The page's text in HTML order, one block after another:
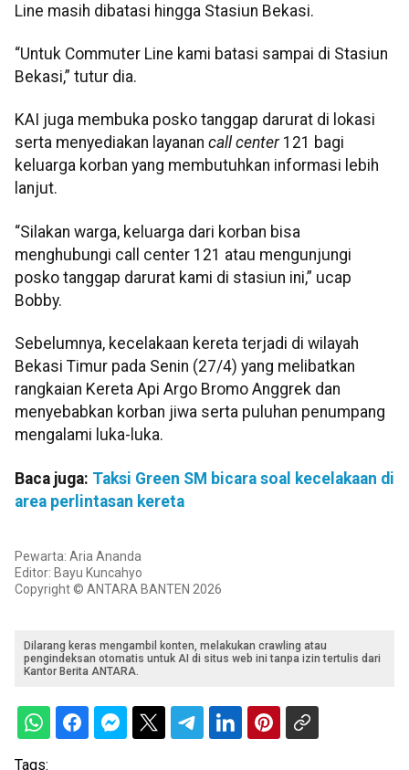
Line masih dibatasi hingga Stasiun Bekasi.
“Untuk Commuter Line kami batasi sampai di Stasiun
Bekasi,” tutur dia.
KAI juga membuka posko tanggap darurat di lokasi
serta menyediakan layanan call center121 bagi
keluarga korban yang membutuhkan informasi lebih
lanjut.
“Silakan warga, keluarga dari korban bisa
menghubungi call center 121 atau mengunjungi
posko tanggap darurat kami di stasiun ini,” ucap
Bobby.
Sebelumnya, kecelakaan kereta terjadi di wilayah
Bekasi Timur pada Senin (27/4) yang melibatkan
rangkaian Kereta Api Argo Bromo Anggrek dan
menyebabkan korban jiwa serta puluhan penumpang
mengalami luka-luka.
Baca juga: Taksi Green SM bicara soal kecelakaan di
area perlintasan kereta
Pewarta: Aria Ananda
Editor: Bayu Kuncahyo
Copyright © ANTARA BANTEN 2026
Dilarang keras mengambil konten, melakukan crawling atau
pengindeksan otomatis untuk AI di situs web ini tanpa izin tertulis dari
Kantor Berita ANTARA.
Tags: